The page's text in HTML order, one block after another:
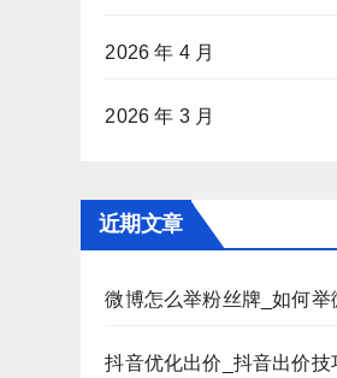
2026 年 4 月
2026 年 3 月
近期文章
微博怎么举粉丝牌_如何举
抖音优化出价_抖音出价技